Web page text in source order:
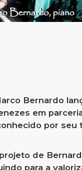
Bernardo
em
por
de
para a